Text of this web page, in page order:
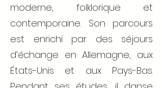
moderne, folklorique et
contemporaine. Son parcours
est enrichi par des séjours
d’échange en Allemagne, aux
États-Unis et aux Pays-Bas.